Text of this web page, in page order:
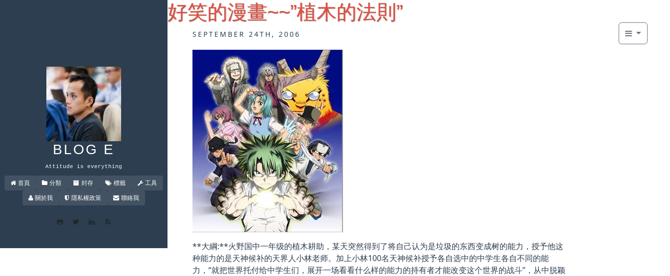
BLOG E
Attitude is everything
首頁 分類 封存 標籤
工具
關於我
隱私權政策 聯絡我
好笑的漫畫~~”植木的法則”
SEPTEMBER 24TH, 2006
**大綱:**火野国中一年级的植木耕助，某天突然得到了将自己认为是垃圾的东西变成树的能力，授予他这
种能力的是天神候补的天界人小林老师。加上小林100名天神候补授予各自选中的中学生各自不同的能
力，“就把世界托付给中学生们，展开一场看看什么样的能力的持有者才能改变这个世界的战斗”，从中脱颖